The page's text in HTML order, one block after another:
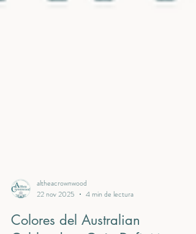
altheacrownwood
22 nov 2025
4 min de lectura